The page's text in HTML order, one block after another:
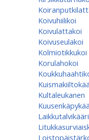
Koivuhiilikoi
Koivulattakoi
Koivuseulakoi
Kolmiotikkukoi
Korulahokoi
Kultaleukanen